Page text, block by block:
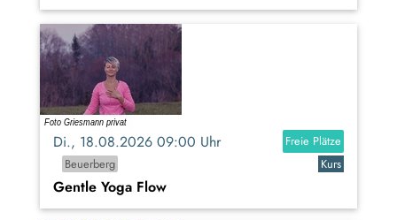
Di., 18.08.2026 09:00 Uhr
Freie Plätze
Beuerberg
Kurs
Gentle Yoga Flow